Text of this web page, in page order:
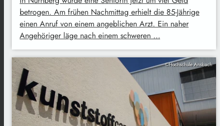
betrogen. Am frühen Nachmittag erhielt die 85-Jährige
einen Anruf von einem angeblichen Arzt. Ein naher
Angehöriger läge nach einem schweren …
©Hochschule Ansbach